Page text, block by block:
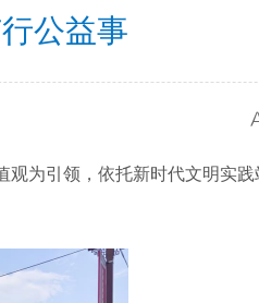
公益事
为引领，依托新时代文明实践